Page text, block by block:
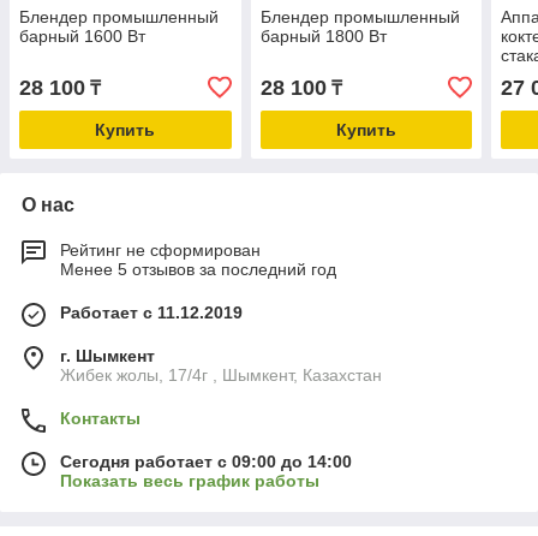
Блендер промышленный
барный 1600 Вт
28 100 ₸
Купить
Блендер промышленный
барный 1800 Вт
28 100₸
Купить
27
О нас
Рейтинг не сформирован
Менее 5 отзывов за последний год
Работает с 11.12.2019
г. Шымкент
Жибек жолы, 17/4г , Шымкент, Казахстан
Контакты
Сегодня работает с 09:00 до 14:00
Показать весь график работы